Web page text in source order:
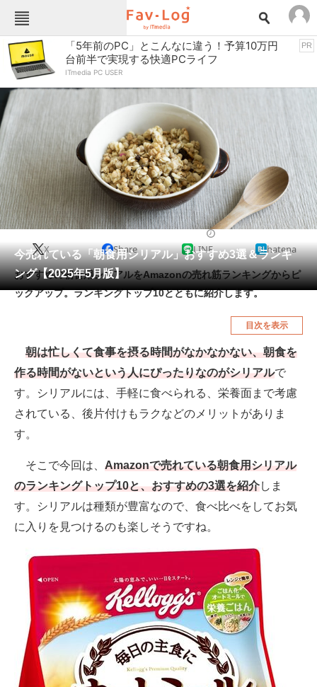
Fav-Logカテゴリー一覧
TOP アウトドア用品
インテリア・収納 おもちゃ・ホビー
カメラ キッチン家電
キッチン用品 ゲーム
コンテンツ・サービス スイーツ・お菓子
スポーツ・レジャー スマホ・携帯電話
パソコン・タブレット ファッション
ペット 家電
工具・DIY 本・DVD・CD
釣り具・釣り用品 食品・飲料・お酒
食器・グラス・カトラリー
注目記事を集めた総合ページ
ITの今と未来を見通す
好きが集まる 比べて選べる
ビジネスと働き方のヒント
AI活用のいまが分かる
「5年前のPC」とこんなに違う！予算10万円
台前半で実現する快適PCライフ
ITmedia PC USER
PR
今売れている「朝食用シリアル」おすすめ3選＆ランキ
ング【2025年5月版】
X Share LINE hatena
おすすめの朝食用シリアルをAmazonの売れ筋ランキングからピ
ックアップ。ランキングトップ10とともに紹介します。
目次を表示
朝は忙しくて食事を摂る時間がなかなかない、朝食を
作る時間がないという人にぴったりなのがシリアルで
す。シリアルには、手軽に食べられる、栄養面まで考慮
されている、後片付けもラクなどのメリットがありま
す。
そこで今回は、 Amazonで売れている朝食用シリアル
のランキングトップ10と、おすすめの3選を紹介しま
す。シリアルは種類が豊富なので、食べ比べをしてお気
に入りを見つけるのも楽しそうですね。